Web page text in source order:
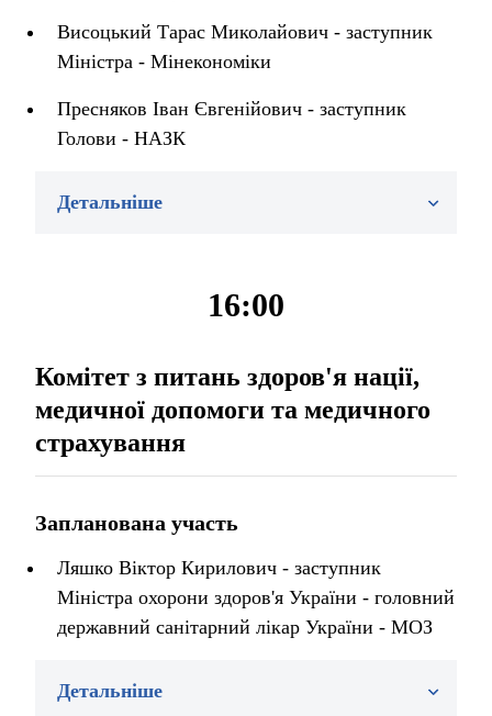
Висоцький Тарас Миколайович - заступник
Міністра - Мінекономіки
Пресняков Іван Євгенійович - заступник
Голови - НАЗК
Детальніше
16:00
Комітет з питань здоров'я нації,
медичної допомоги та медичного
страхування
Запланована участь
Ляшко Віктор Кирилович - заступник
Міністра охорони здоров'я України - головний
державний санітарний лікар України - МОЗ
Детальніше